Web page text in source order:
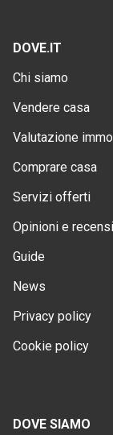
DOVE.IT
Chi siamo
Vendere casa
Valutazione
Comprare casa
Servizi offerti
Opinioni e
Guide
News
Privacy policy
Cookie policy
DOVE SIAMO